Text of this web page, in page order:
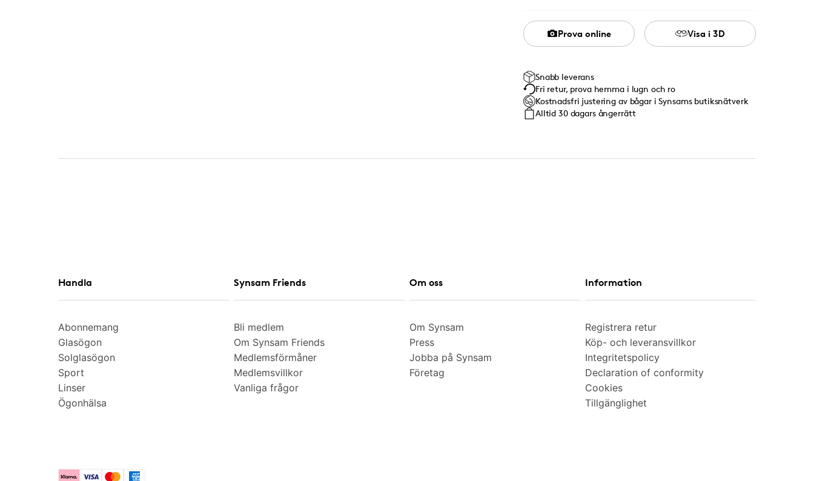
Prova online Visa i 3D
Snabb leverans
Fri retur, prova hemma i lugn och ro
Kostnadsfri justering av bågar i Synsams butiksnätverk
Alltid 30 dagars ångerrätt
Handla
Abonnemang
Glasögon
Solglasögon
Sport
Linser
Ögonhälsa
Synsam Friends
Bli medlem
Om Synsam Friends
Medlemsförmåner
Medlemsvillkor
Vanliga frågor
Om oss
Om Synsam
Press
Jobba på Synsam
Företag
Information
Registrera retur
Köp- och leveransvillkor
Integritetspolicy
Declaration of conformity
Cookies
Tillgänglighet
KlarnaVisa MastercardAmerican Express